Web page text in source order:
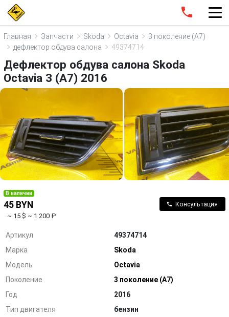
Главная Запчасти Skoda Octavia
3 поколение (A7)
дефлектор обдува салона
49374714
Дефлектор обдува салона Skoda
Octavia 3 (A7) 2016
В наличии
45 BYN
~ 15 $ ~ 1 200 ₽
Консультация
Артикул
49374714
Марка
Skoda
Модель
Octavia
Поколение
3 поколение (A7)
Год
2016
Тип двигателя
бензин